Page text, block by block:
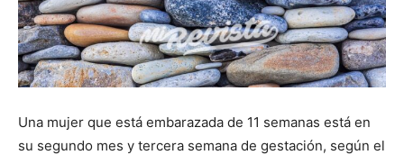
Una mujer que está embarazada de 11 semanas está en
su segundo mes y tercera semana de gestación, según el